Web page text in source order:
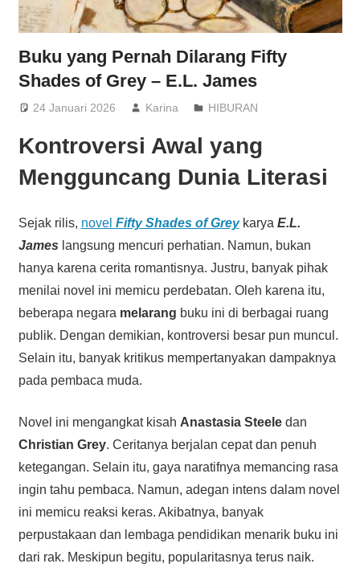
Buku yang Pernah Dilarang Fifty
Shades of Grey – E.L. James
24 Januari 2026 Karina HIBURAN
Kontroversi Awal yang
Mengguncang Dunia Literasi
Sejak rilis, novel Fifty Shades of Greykarya E.L.
James langsung mencuri perhatian. Namun, bukan
hanya karena cerita romantisnya. Justru, banyak pihak
menilai novel ini memicu perdebatan. Oleh karena itu,
beberapa negara melarang buku ini di berbagai ruang
publik. Dengan demikian, kontroversi besar pun muncul.
Selain itu, banyak kritikus mempertanyakan dampaknya
pada pembaca muda.
Novel ini mengangkat kisah Anastasia Steeledan
Christian Grey. Ceritanya berjalan cepat dan penuh
ketegangan. Selain itu, gaya naratifnya memancing rasa
ingin tahu pembaca. Namun, adegan intens dalam novel
ini memicu reaksi keras. Akibatnya, banyak
perpustakaan dan lembaga pendidikan menarik buku ini
dari rak. Meskipun begitu, popularitasnya terus naik.